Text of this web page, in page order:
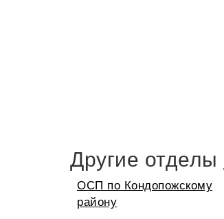
Другие отделы
ОСП по Кондопожскому
району